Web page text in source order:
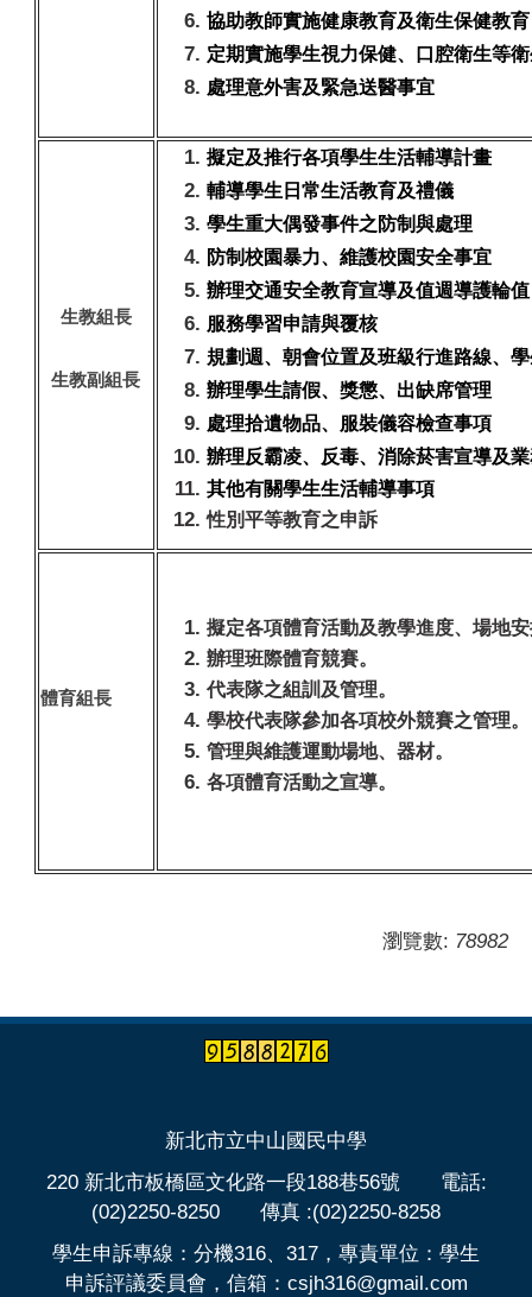
協助教師實施健康教育及衛生保健教育
定期實施學生視力保健、口腔衛生等
處理意外害及緊急送醫事宜
生教組長
生教副組長
擬定及推行各項學生生活輔導計畫
輔導學生日常生活教育及禮儀
學生重大偶發事件之防制與處理
防制校園暴力、維護校園安全事宜
辦理交通安全教育宣導及值週導護輪值
服務學習申請與覆核
規劃週、朝會位置及班級行進路線、
辦理學生請假、獎懲、出缺席管理
處理拾遺物品、服裝儀容檢查事項
辦理反霸凌、反毒、消除菸害宣導及
其他有關學生生活輔導事項
性別平等教育之申訴
體育組長
擬定各項體育活動及教學進度、場地
辦理班際體育競賽。
代表隊之組訓及管理。
學校代表隊參加各項校外競賽之管理。
管理與維護運動場地、器材。
各項體育活動之宣導。
瀏覽數: 78982
新北市立中山國民中學
220 新北市板橋區文化路一段188巷56號 電話:
(02)2250-8250 傳真 :(02)2250-8258
學生申訴專線：分機316、317，專責單位：學生
申訴評議委員會，信箱：csjh316@gmail.com